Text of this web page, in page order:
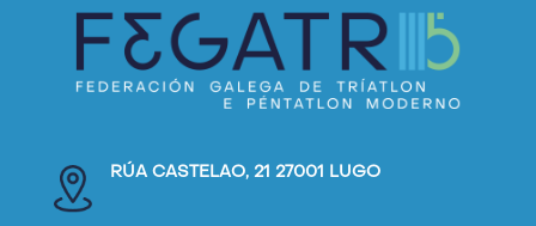
RÚA CASTELAO, 21 27001 LUGO